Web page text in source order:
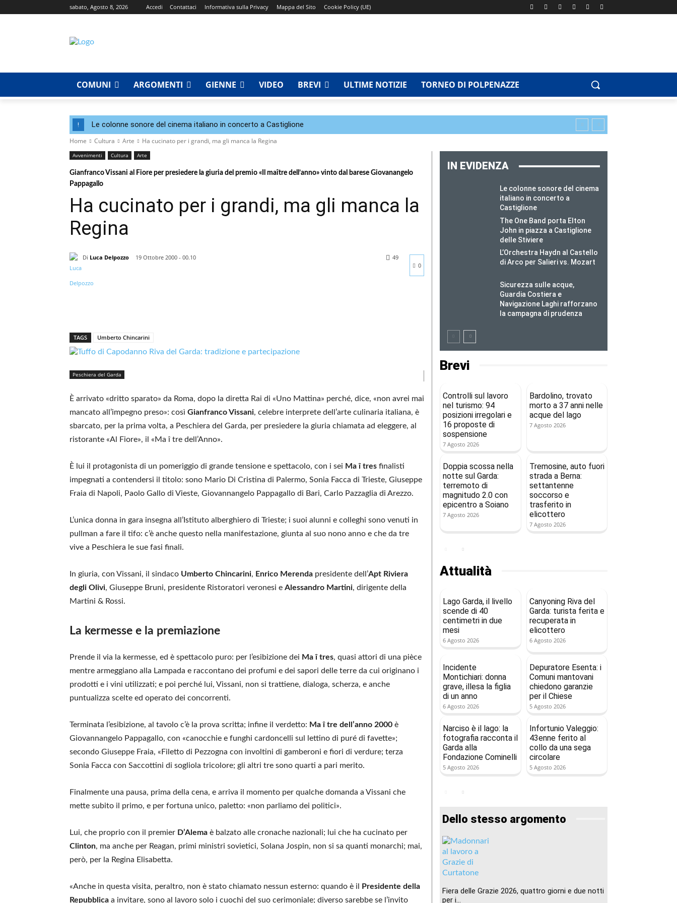
sabato, Agosto 8, 2026 Accedi Contattaci Informativa sulla Privacy Mappa del Sito Cookie Policy (UE)
COMUNI ARGOMENTI GIENNE VIDEO BREVI ULTIME NOTIZIE TORNEO DI POLPENAZZE
! Le colonne sonore del cinema italiano in concerto a Castiglione
Home Cultura Arte Ha cucinato per i grandi, ma gli manca la Regina
Avvenimenti Cultura Arte
Gianfranco Vissani al Fiore per presiedere la giuria del premio «Il maître dell’anno» vinto dal barese Giovanangelo
Pappagallo
Ha cucinato per i grandi, ma gli manca la
Regina
Di Luca Delpozzo
19 Ottobre 2000 - 00.10
0
49
TAGS Umberto Chincarini
Peschiera del Garda
È arrivato «dritto sparato» da Roma, dopo la diretta Rai di «Uno Mattina» perché, dice, «non avrei mai
mancato all’impegno preso»: così Gianfranco Vissani, celebre interprete dell’arte culinaria italiana, è
sbarcato, per la prima volta, a Peschiera del Garda, per presiedere la giuria chiamata ad eleggere, al
ristorante «Al Fiore», il «Ma î tre dell’Anno».
È lui il protagonista di un pomeriggio di grande tensione e spettacolo, con i sei Ma î tres finalisti
impegnati a contendersi il titolo: sono Mario Di Cristina di Palermo, Sonia Facca di Trieste, Giuseppe
Fraia di Napoli, Paolo Gallo di Vieste, Giovannangelo Pappagallo di Bari, Carlo Pazzaglia di Arezzo.
L’unica donna in gara insegna all’Istituto alberghiero di Trieste; i suoi alunni e colleghi sono venuti in
pullman a fare il tifo: c’è anche questo nella manifestazione, giunta al suo nono anno e che da tre
vive a Peschiera le sue fasi finali.
In giuria, con Vissani, il sindaco Umberto Chincarini, Enrico Merenda presidente dell’Apt Riviera
degli Olivi, Giuseppe Bruni, presidente Ristoratori veronesi e Alessandro Martini, dirigente della
Martini & Rossi.
La kermesse e la premiazione
Prende il via la kermesse, ed è spettacolo puro: per l’esibizione dei Ma î tres, quasi attori di una pièce
mentre armeggiano alla Lampada e raccontano dei profumi e dei sapori delle terre da cui originano i
prodotti e i vini utilizzati; e poi perché lui, Vissani, non si trattiene, dialoga, scherza, e anche
puntualizza scelte ed operato dei concorrenti.
Terminata l’esibizione, al tavolo c’è la prova scritta; infine il verdetto: Ma î tre dell’anno 2000 è
Giovannangelo Pappagallo, con «canocchie e funghi cardoncelli sul lettino di puré di favette»;
secondo Giuseppe Fraia, «Filetto di Pezzogna con involtini di gamberoni e fiori di verdure; terza
Sonia Facca con Saccottini di sogliola tricolore; gli altri tre sono quarti a pari merito.
Finalmente una pausa, prima della cena, e arriva il momento per qualche domanda a Vissani che
mette subito il primo, e per fortuna unico, paletto: «non parliamo dei politici».
Lui, che proprio con il premier D’Alema è balzato alle cronache nazionali; lui che ha cucinato per
Clinton, ma anche per Reagan, primi ministri sovietici, Solana Jospin, non si sa quanti monarchi; mai,
però, per la Regina Elisabetta.
«Anche in questa visita, peraltro, non è stato chiamato nessun esterno: quando è il
Presidente della
Repubblica a invitare, sono al lavoro solo i cuochi del suo cerimoniale; diverso sarebbe se l’invito
IN EVIDENZA
Le colonne sonore del cinema
italiano in concerto a
Castiglione
The One Band porta Elton
John in piazza a Castiglione
delle Stiviere
L’Orchestra Haydn al Castello
di Arco per Salieri vs. Mozart
Sicurezza sulle acque,
Guardia Costiera e
Navigazione Laghi rafforzano
la campagna di prudenza
Brevi
Controlli sul lavoro
nel turismo: 94
posizioni irregolari e
16 proposte di
sospensione
7 Agosto 2026
Bardolino, trovato
morto a 37 anni nelle
acque del lago
7 Agosto 2026
Doppia scossa nella
notte sul Garda:
terremoto di
magnitudo 2.0 con
epicentro a Soiano
7 Agosto 2026
Tremosine, auto fuori
strada a Berna:
settantenne
soccorso e
trasferito in
elicottero
7 Agosto 2026
Attualità
Lago Garda, il livello
scende di 40
centimetri in due
mesi
6 Agosto 2026
Canyoning Riva del
Garda: turista ferita e
recuperata in
elicottero
6 Agosto 2026
Incidente
Montichiari: donna
grave, illesa la figlia
di un anno
6 Agosto 2026
Depuratore Esenta: i
Comuni mantovani
chiedono garanzie
per il Chiese
5 Agosto 2026
Narciso è il lago: la
fotografia racconta il
Garda alla
Fondazione Cominelli
5 Agosto 2026
Infortunio Valeggio:
43enne ferito al
collo da una sega
circolare
5 Agosto 2026
Dello stesso argomento
Fiera delle Grazie 2026, quattro giorni e due notti
per i...